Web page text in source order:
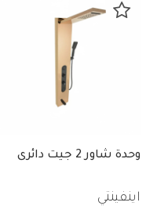
وحدة شاور 2 جيت دائرى
اينفينتي